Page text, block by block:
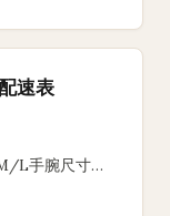
速表
L手腕尺寸、